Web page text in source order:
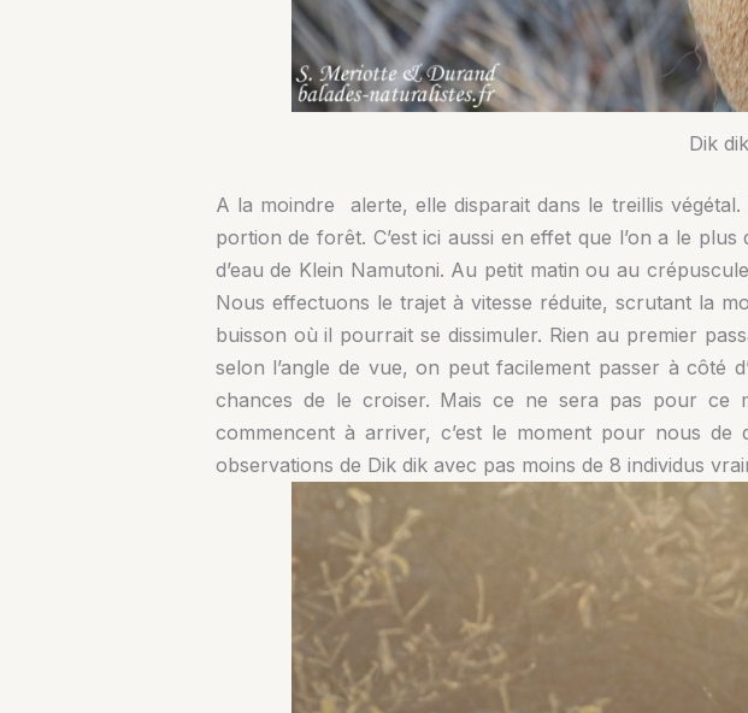
Dik
A la moindre alerte, elle disparait dans le treillis
portion de forêt. C’est ici aussi en effet que l’on a le
d’eau de Klein Namutoni. Au petit matin ou au
Nous effectuons le trajet à vitesse réduite, scrutant la
buisson où il pourrait se dissimuler. Rien au premier
selon l’angle de vue, on peut facilement passer à côté
chances de le croiser. Mais ce ne sera pas pour
commencent à arriver, c’est le moment pour nous
observations de Dik dik avec pas moins de 8 individus